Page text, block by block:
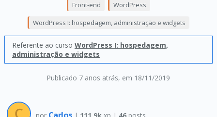
Publicado 7 anos atrás, em 18/11/2019
Front-end WordPress
WordPress I: hospedagem, administração e widgets
Referente ao curso WordPress I: hospedagem,
administração e widgets
por Carlos | 111.9k xp | 46posts